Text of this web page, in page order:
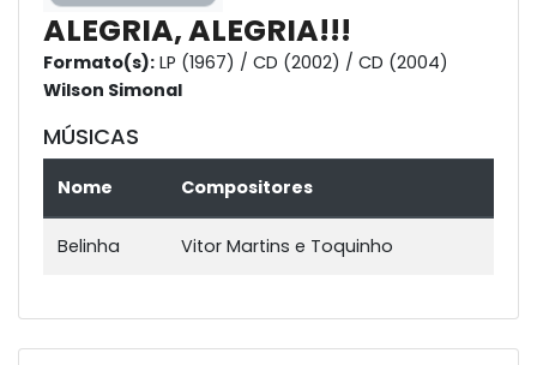
ALEGRIA, ALEGRIA!!!
Formato(s): LP (1967) / CD (2002) / CD (2004)
Wilson Simonal
MÚSICAS
Nome Compositores
Belinha Vitor Martins e Toquinho